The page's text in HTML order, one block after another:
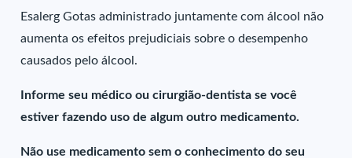
Esalerg Gotas administrado juntamente com álcool não
aumenta os efeitos prejudiciais sobre o desempenho
causados pelo álcool.
Informe seu médico ou cirurgião-dentista se você
estiver fazendo uso de algum outro medicamento.
Não use medicamento sem o conhecimento do seu